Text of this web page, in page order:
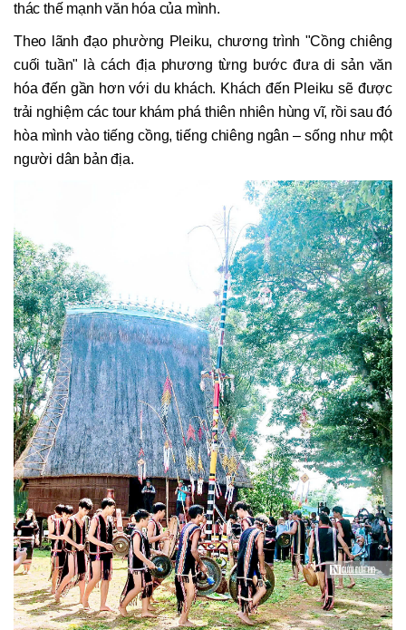
thác thế mạnh văn hóa của mình.
Theo lãnh đạo phường Pleiku, chương trình "Cồng chiêng
cuối tuần" là cách địa phương từng bước đưa di sản văn
hóa đến gần hơn với du khách. Khách đến Pleiku sẽ được
trải nghiệm các tour khám phá thiên nhiên hùng vĩ, rồi sau đó
hòa mình vào tiếng cồng, tiếng chiêng ngân – sống như một
người dân bản địa.